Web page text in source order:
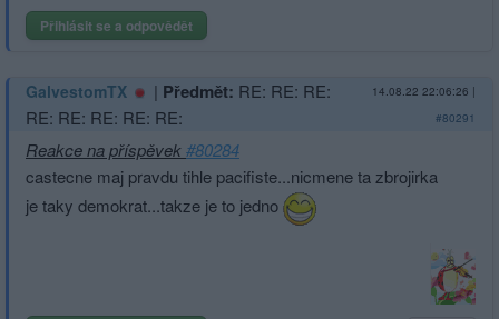
Přihlásit se a odpovědět
GalvestomTX | Předmět: RE: RE: RE:
RE: RE: RE: RE: RE:
14.08.22 22:06:26 |
#80291
Reakce na příspěvek#80284
castecne maj pravdu tihle pacifiste...nicmene ta zbrojirka
je taky demokrat...takze je to jedno